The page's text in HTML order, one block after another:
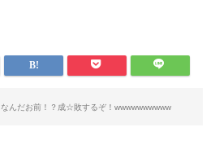
なんだお前！？成☆敗するぞ！wwwwwwwwww